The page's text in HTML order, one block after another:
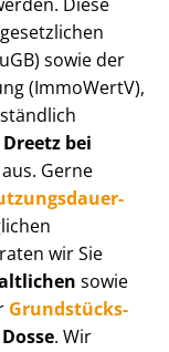
sowie der
(ImmoWertV),
Dreetz bei
Gerne
wir Sie
sowie
Grund­stücks­
. Wir